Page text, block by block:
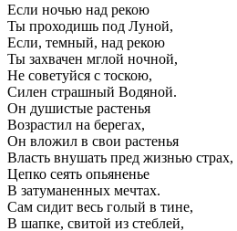
Если ночью над рекою
Ты проходишь под Луной,
Если, темный, над рекою
Ты захвачен мглой ночной,
Не советуйся с тоскою,
Силен страшный Водяной.
Он душистые растенья
Возрастил на берегах,
Он вложил в свои растенья
Власть внушать пред жизнью страх,
Цепко сеять опьяненье
В затуманенных мечтах.
Сам сидит весь голый в тине,
В шапке, свитой из стеблей,